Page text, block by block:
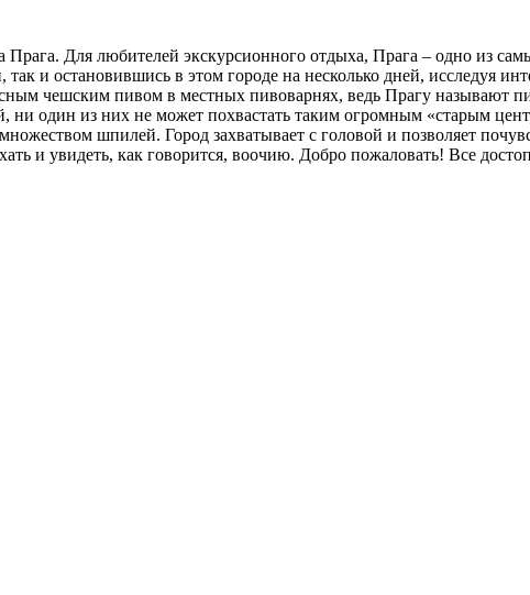
Прага. Для любителей экскурсионного отдыха, Прага – одно из
и остановившись в этом городе на несколько дней, исследуя
чешским пивом в местных пивоварнях, ведь Прагу называют
ни один из них не может похвастать таким огромным «старым
шпилей. Город захватывает с головой и позволяет
и увидеть, как говорится, воочию. Добро пожаловать! Все